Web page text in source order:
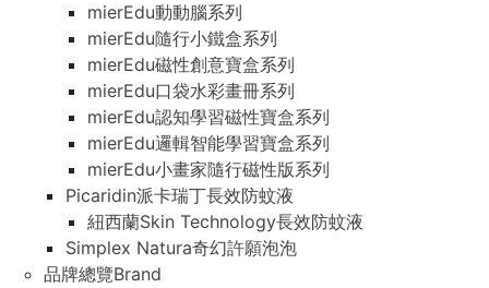
mierEdu動動腦系列
mierEdu隨行小鐵盒系列
mierEdu磁性創意寶盒系列
mierEdu口袋水彩畫冊系列
mierEdu認知學習磁性寶盒系列
mierEdu邏輯智能學習寶盒系列
mierEdu小畫家隨行磁性版系列
Picaridin派卡瑞丁長效防蚊液
紐西蘭Skin Technology長效防蚊液
Simplex Natura奇幻許願泡泡
品牌總覽Brand